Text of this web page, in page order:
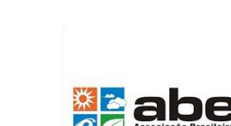
da
ABETA